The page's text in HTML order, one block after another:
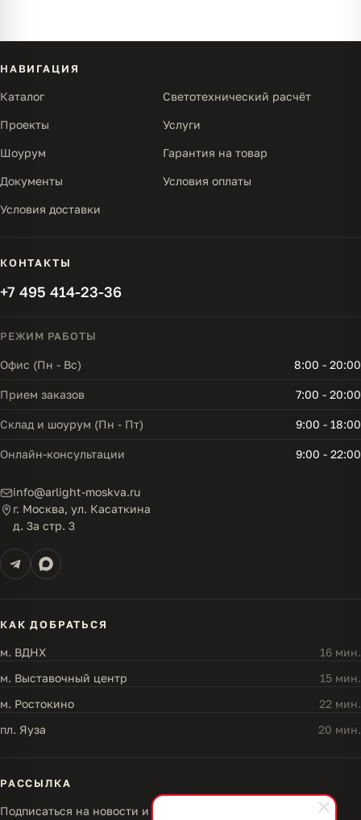
НАВИГАЦИЯ
Каталог Светотехнический расчёт
Проекты Услуги
Шоурум Гарантия на товар
Документы Условия оплаты
Условия доставки
КОНТАКТЫ
+7 495 414-23-36
РЕЖИМ РАБОТЫ
Офис (Пн - Вс) 8:00 - 20:00
Прием заказов 7:00 - 20:00
Склад и шоурум (Пн - Пт) 9:00 - 18:00
Онлайн-консультации 9:00 - 22:00
info@arlight-moskva.ru
г. Москва, ул. Касаткина
д. 3а стр. 3
КАК ДОБРАТЬСЯ
м. ВДНХ
16 мин.
м. Выставочный центр
15 мин.
м. Ростокино
22 мин.
пл. Яуза
20 мин.
РАССЫЛКА
Подписаться на новости и акции